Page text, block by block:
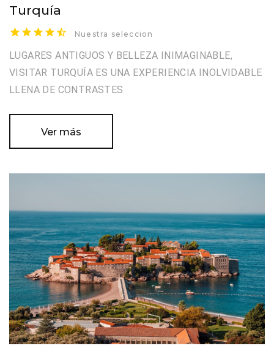
Turquía
Nuestra seleccion
LUGARES ANTIGUOS Y BELLEZA INIMAGINABLE,
VISITAR TURQUÍA ES UNA EXPERIENCIA INOLVIDABLE
LLENA DE CONTRASTES
Ver más